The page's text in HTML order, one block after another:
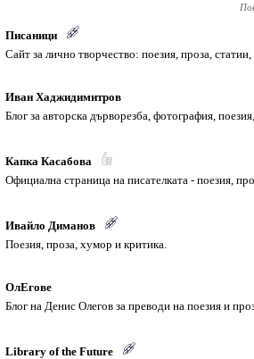
Писаници
Сайт за лично творчество: поезия, проза,
Иван Хаджидимитров
Блог за авторска дърворезба, фотография,
Капка Касабова
Официална страница на писателката - поезия,
Ивайло Диманов
Поезия, проза, хумор и критика.
ОлЕгове
Блог на Денис Олегов за преводи на поезия и
Library of the Future